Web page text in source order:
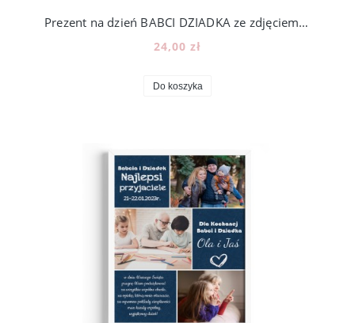
Prezent na dzień BABCI DZIADKA ze zdjęciem - wzór BD28
24,00 zł
Do koszyka